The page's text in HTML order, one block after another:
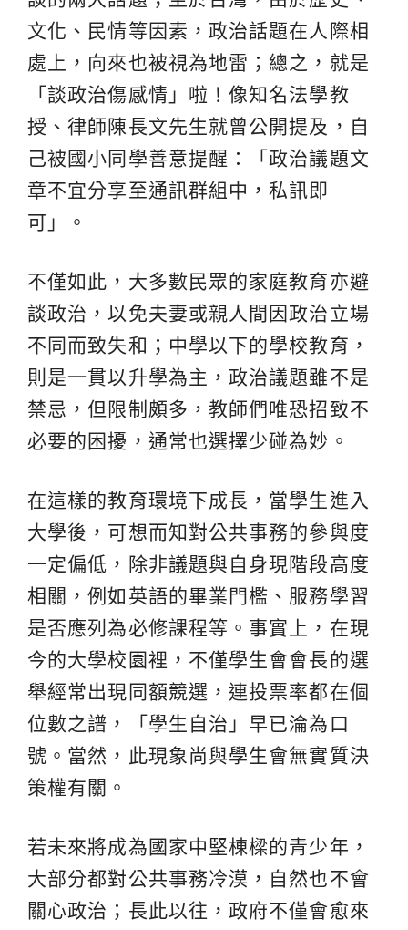
文化、民情等因素，政治話題在人際相
處上，向來也被視為地雷；總之，就是
「談政治傷感情」啦！像知名法學教
授、律師陳長文先生就曾公開提及，自
己被國小同學善意提醒：「政治議題文
章不宜分享至通訊群組中，私訊即
可」。
不僅如此，大多數民眾的家庭教育亦避
談政治，以免夫妻或親人間因政治立場
不同而致失和；中學以下的學校教育，
則是一貫以升學為主，政治議題雖不是
禁忌，但限制頗多，教師們唯恐招致不
必要的困擾，通常也選擇少碰為妙。
在這樣的教育環境下成長，當學生進入
大學後，可想而知對公共事務的參與度
一定偏低，除非議題與自身現階段高度
相關，例如英語的畢業門檻、服務學習
是否應列為必修課程等。事實上，在現
今的大學校園裡，不僅學生會會長的選
舉經常出現同額競選，連投票率都在個
位數之譜，「學生自治」早已淪為口
號。當然，此現象尚與學生會無實質決
策權有關。
若未來將成為國家中堅棟樑的青少年，
大部分都對公共事務冷漠，自然也不會
關心政治；長此以往，政府不僅會愈來